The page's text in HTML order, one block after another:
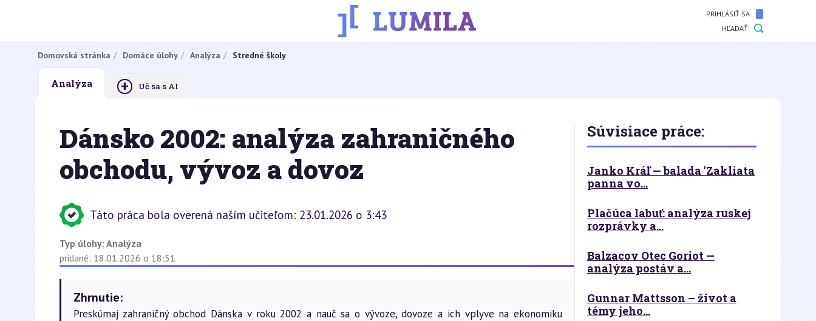
PRIHLÁSIŤ SA
HĽADAŤ
Domovská stránka Domáce úlohy Analýza Stredné školy
Analýza + Uč sa s AI
Dánsko 2002: analýza zahraničného
obchodu, vývoz a dovoz
Táto práca bola overená naším učiteľom: 23.01.2026 o 3:43
Typ úlohy: Analýza
pridané: 18.01.2026 o 18:51
Zhrnutie:
Preskúmaj zahraničný obchod Dánska v roku 2002 a nauč sa o vývoze, dovoze a ich vplyve na ekonomiku
Súvisiace práce:
Janko Kráľ — balada 'Zakliata
panna vo...
Plačúca labuť: analýza ruskej
rozprávky a...
Balzacov Otec Goriot —
analýza postáv a...
Gunnar Mattsson – život a
témy jeho...